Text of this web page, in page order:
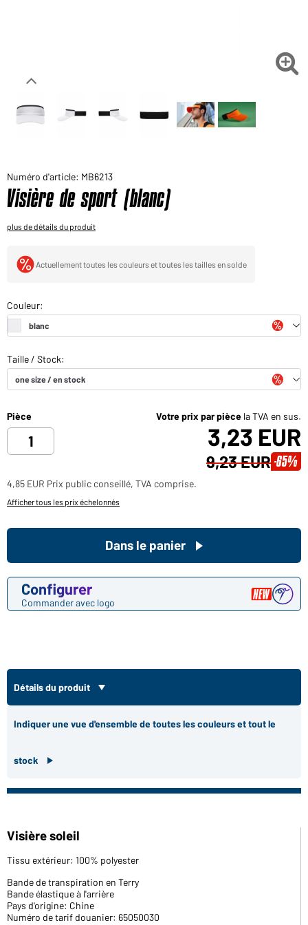

Numéro d'article: MB6213
Visière de sport (blanc)
plus de détails du produit
Actuellement toutes les couleurs et toutes les tailles en solde
Pièce Votre prix par pièce la TVA en sus.
3,23 EUR
9,23 EUR -65%
4,85 EUR Prix public conseillé, TVA comprise.
Afficher tous les prix échelonnés
Configurer
Commander avec logo
Dans le panier
Détails du produit
Indiquer une vue d'ensemble de toutes les couleurs et tout le
stock
Visière soleil
Tissu extérieur: 100% polyester
Bande de transpiration en Terry
Bande élastique à l'arrière
Pays d'origine: Chine
Numéro de tarif douanier: 65050030